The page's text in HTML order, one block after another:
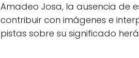
Amadeo Josa, la ausencia de
contribuir con imágenes e
pistas sobre su significado